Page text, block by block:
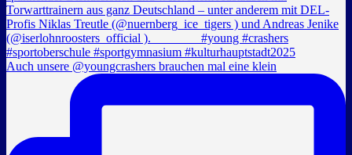
Auch unsere @youngcrashers brauchen mal eine klein